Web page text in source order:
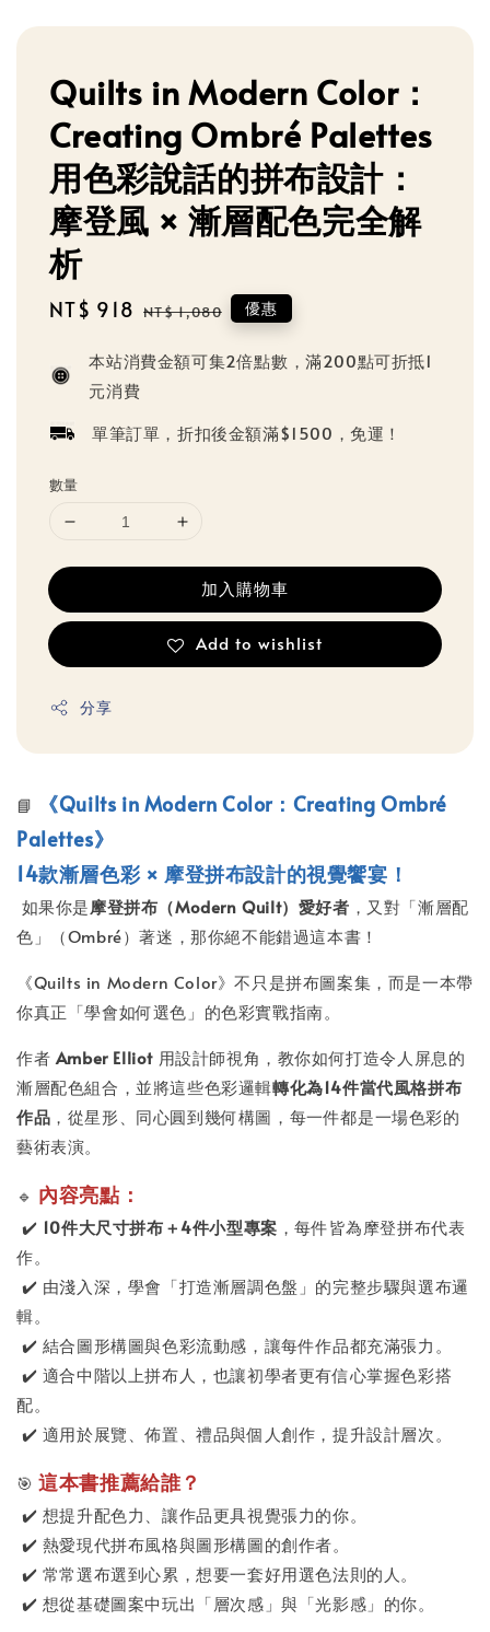
Quilts in Modern Color：
Creating Ombré Palettes
用色彩說話的拼布設計：
摩登風 × 漸層配色完全解
析
Sale
NT$ 918 Regular
NT$ 1,080 優惠
本站消費金額可集2倍點數，滿200點可折抵1
元消費
單筆訂單，折扣後金額滿$1500，免運！
數量
加入購物車
Add to wishlist
分享
📘
《Quilts in Modern Color：Creating Ombré
Palettes》
14款漸層色彩 × 摩登拼布設計的視覺饗宴！
如果你是摩登拼布（Modern Quilt）愛好者 ，又對「漸層配
色」（Ombré）著迷，那你絕不能錯過這本書！
《Quilts in Modern Color》不只是拼布圖案集，而是一本帶
你真正「學會如何選色」的色彩實戰指南。
作者Amber Elliot 用設計師視角，教你如何打造令人屏息的
漸層配色組合，並將這些色彩邏輯轉化為14件當代風格拼布
作品 ，從星形、同心圓到幾何構圖，每一件都是一場色彩的
藝術表演。
🔹 內容亮點：
✔️ 10件大尺寸拼布＋4件小型專案 ，每件皆為摩登拼布代表
作。
✔️ 由淺入深，學會「打造漸層調色盤」的完整步驟與選布邏
輯。
✔️ 結合圖形構圖與色彩流動感，讓每件作品都充滿張力。
✔️ 適合中階以上拼布人，也讓初學者更有信心掌握色彩搭
配。
✔️ 適用於展覽、佈置、禮品與個人創作，提升設計層次。
🎯這本書推薦給誰？
✔️ 想提升配色力、讓作品更具視覺張力的你。
✔️ 熱愛現代拼布風格與圖形構圖的創作者。
✔️ 常常選布選到心累，想要一套好用選色法則的人。
✔️ 想從基礎圖案中玩出「層次感」與「光影感」的你。